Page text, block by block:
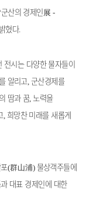
‘군산의 경제인展 -
혔다.
전시는 다양한 물자들이
알리고 군산경제를
땀과 꿈, 노력을
희망찬 미래를 새롭게
(群山浦) 물상객주들에
대표 경제인에 대한